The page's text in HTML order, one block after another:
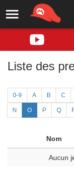
Liste des
0-9 A B C
N O P Q
Nom
Aucun